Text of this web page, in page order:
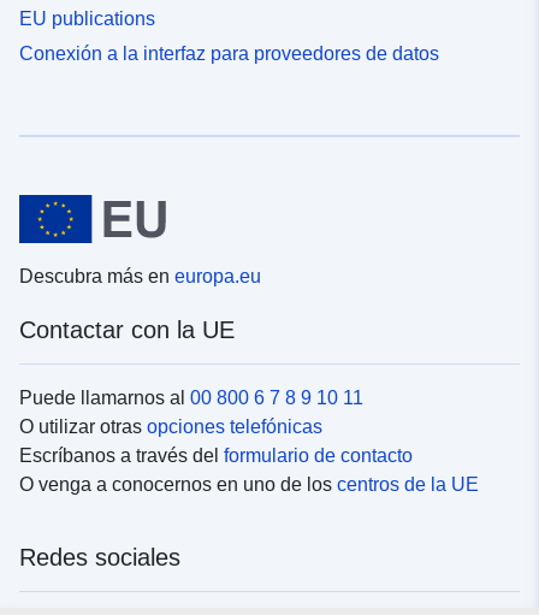
EU publications
Conexión a la interfaz para proveedores de datos
Descubra más en europa.eu
Contactar con la UE
Puede llamarnos al 00 800 6 7 8 9 10 11
O utilizar otras opciones telefónicas
Escríbanos a través del formulario de contacto
O venga a conocernos en uno de los centros de la UE
Redes sociales